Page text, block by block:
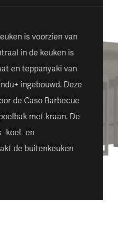
is voorzien van
in de keuken is
en teppanyaki van
ingebouwd. Deze
de Caso Barbecue
met kraan. De
koel- en
de buitenkeuken